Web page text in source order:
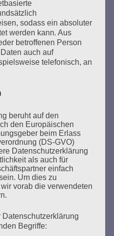
DEN
11 – 18 Uhr
anlässlich
von Büchern am
Burschenschaftler
sodass ein absoluter
werden kann. Aus
betroffenen Person
auch auf
telefonisch, an
beruht auf den
den Europäischen
beim Erlass
(DS-GVO)
Datenschutzerklärung
als auch für
einfach
Um dies zu
vorab die verwendeten
Begriffe: